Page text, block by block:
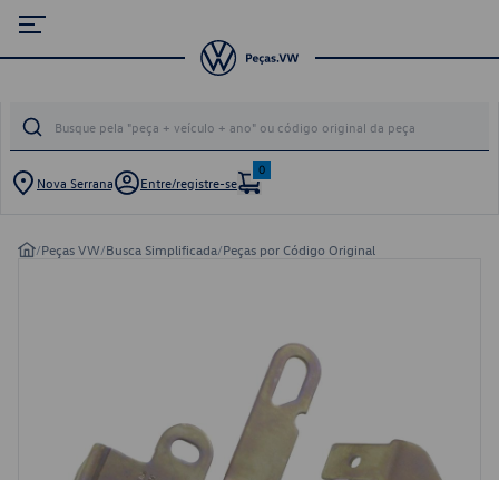
Nova Serrana Entre/registre-se
0
/Peças VW/Busca Simplificada/Peças por Código Original